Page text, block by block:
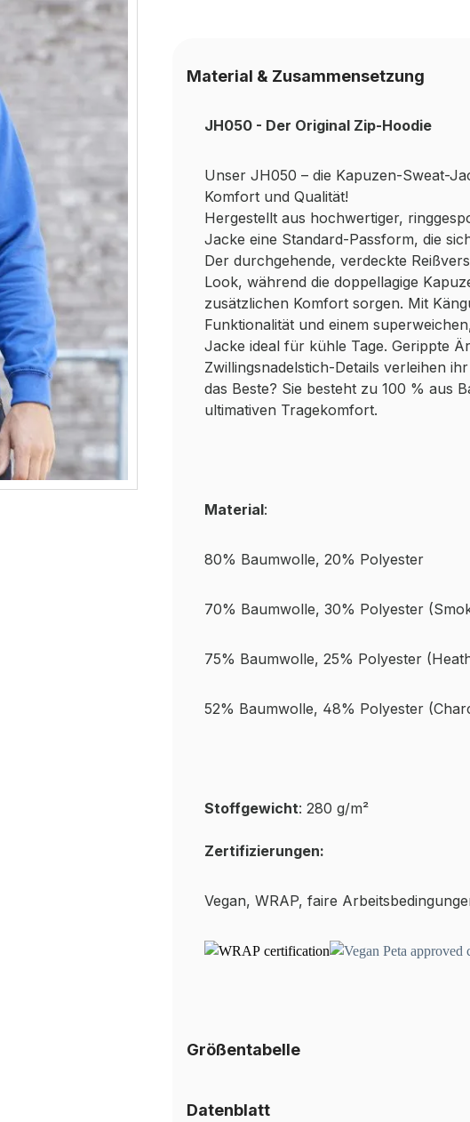
Material & Zusammensetzung
JH050 - Der Original Zip-Hoodie
Unser JH050 – die Kapuzen-Sweat-
Komfort und Qualität!
Hergestellt aus hochwertiger,
Jacke eine Standard-Passform, die
Der durchgehende, verdeckte
Look, während die doppellagige
zusätzlichen Komfort sorgen. Mit
Funktionalität und einem
Jacke ideal für kühle Tage. Gerippte
Zwillingsnadelstich-Details verleihen
das Beste? Sie besteht zu 100 % aus
ultimativen Tragekomfort.
Material:
80% Baumwolle, 20% Polyester
70% Baumwolle, 30% Polyester
75% Baumwolle, 25% Polyester
52% Baumwolle, 48% Polyester
Stoffgewicht: 280 g/m²
Zertifizierungen:
Vegan, WRAP, faire
Größentabelle
Datenblatt